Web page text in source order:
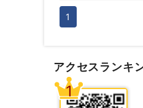
1
アクセスランキ
1